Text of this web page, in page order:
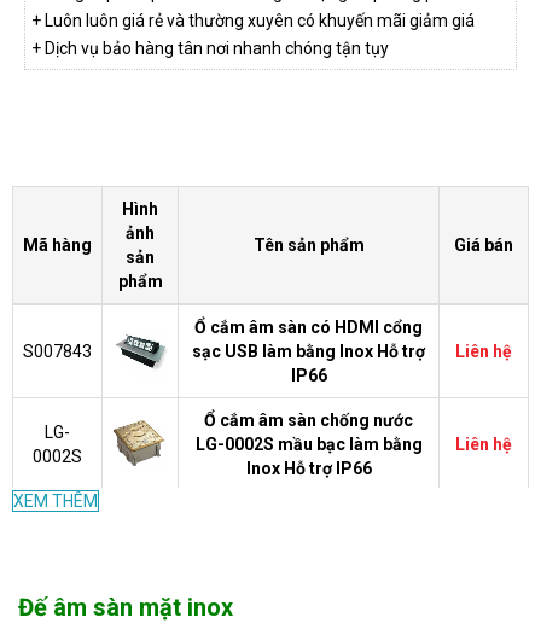
+ Luôn luôn giá rẻ và thường xuyên có khuyến mãi giảm giá
+ Dịch vụ bảo hàng tân nơi nhanh chóng tận tụy
Mã hàng
Hình
ảnh
sản
phẩm
Tên sản phẩm Giá bán
S007843
Ổ cắm âm sàn có HDMI cổng
sạc USB làm bằng Inox Hỗ trợ
IP66
Liên hệ
LG-
0002S
Ổ cắm âm sàn chống nước
LG-0002S mầu bạc làm bằng
Inox Hỗ trợ IP66
Liên hệ
FP Nút che trơn âm sàn FP
XEM THÊM
Đế âm sàn mặt inox